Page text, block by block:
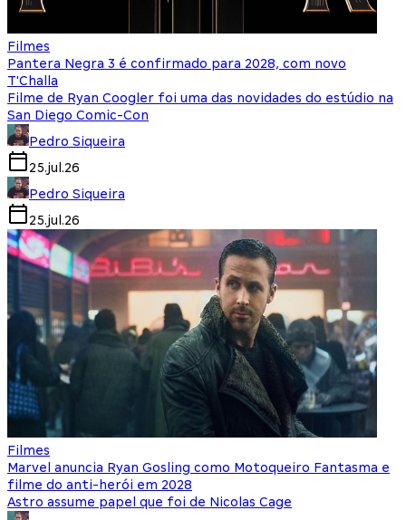
Filmes
Pantera Negra 3 é confirmado para 2028, com novo
T'Challa
Filme de Ryan Coogler foi uma das novidades do estúdio na
San Diego Comic-Con
Pedro Siqueira
25.jul.26
Pedro Siqueira
25.jul.26
Filmes
Marvel anuncia Ryan Gosling como Motoqueiro Fantasma e
filme do anti-herói em 2028
Astro assume papel que foi de Nicolas Cage